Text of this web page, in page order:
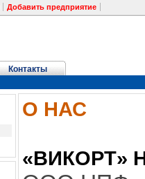
Добавить предприятие
Контакты
О НАС
«ВИКОРТ»